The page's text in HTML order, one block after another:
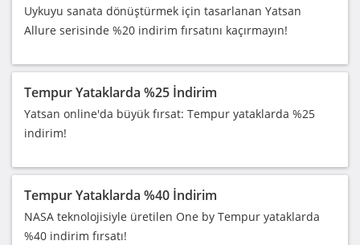
Uykuyu sanata dönüştürmek için tasarlanan Yatsan
Allure serisinde %20 indirim fırsatını kaçırmayın!
Tempur Yataklarda %25 İndirim
Yatsan online'da büyük fırsat: Tempur yataklarda %25
indirim!
Tempur Yataklarda %40 İndirim
NASA teknolojisiyle üretilen One by Tempur yataklarda
%40 indirim fırsatı!